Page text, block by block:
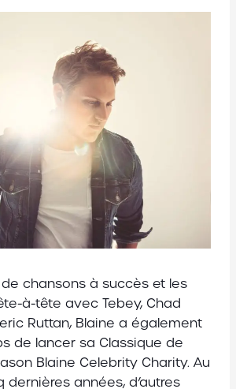
chansons à succès et les
à-tête avec Tebey, Chad
Ruttan, Blaine a également
de lancer sa Classique de
Blaine Celebrity Charity. Au
dernières années, d’autres